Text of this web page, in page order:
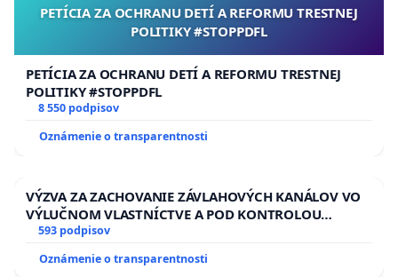
PETÍCIA ZA OCHRANU DETÍ A REFORMU TRESTNEJ
POLITIKY #STOPPDFL
PETÍCIA ZA OCHRANU DETÍ A REFORMU TRESTNEJ
POLITIKY #STOPPDFL
8 550 podpisov
Oznámenie o transparentnosti
VÝZVA ZA ZACHOVANIE ZÁVLAHOVÝCH KANÁLOV VO
VÝLUČNOM VLASTNÍCTVE A POD KONTROLOU
SLOVENSKEJ REPUBLIKY & žiadosť na riešenie
kanálov na Slovensku
593 podpisov
Oznámenie o transparentnosti